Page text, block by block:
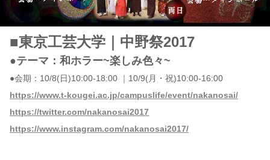
■東京工芸大学｜中野祭2017
●テーマ：和ホラー~楽しみ色々~
●会期：10/8(日)10:00-18:00 ｜10/9(月・祝)10:00-16:00
https://www.t-kougei.ac.jp/campuslife/event/nakanosai/
https://twitter.com/nakanosai2017
https://www.instagram.com/nakanosai2017/